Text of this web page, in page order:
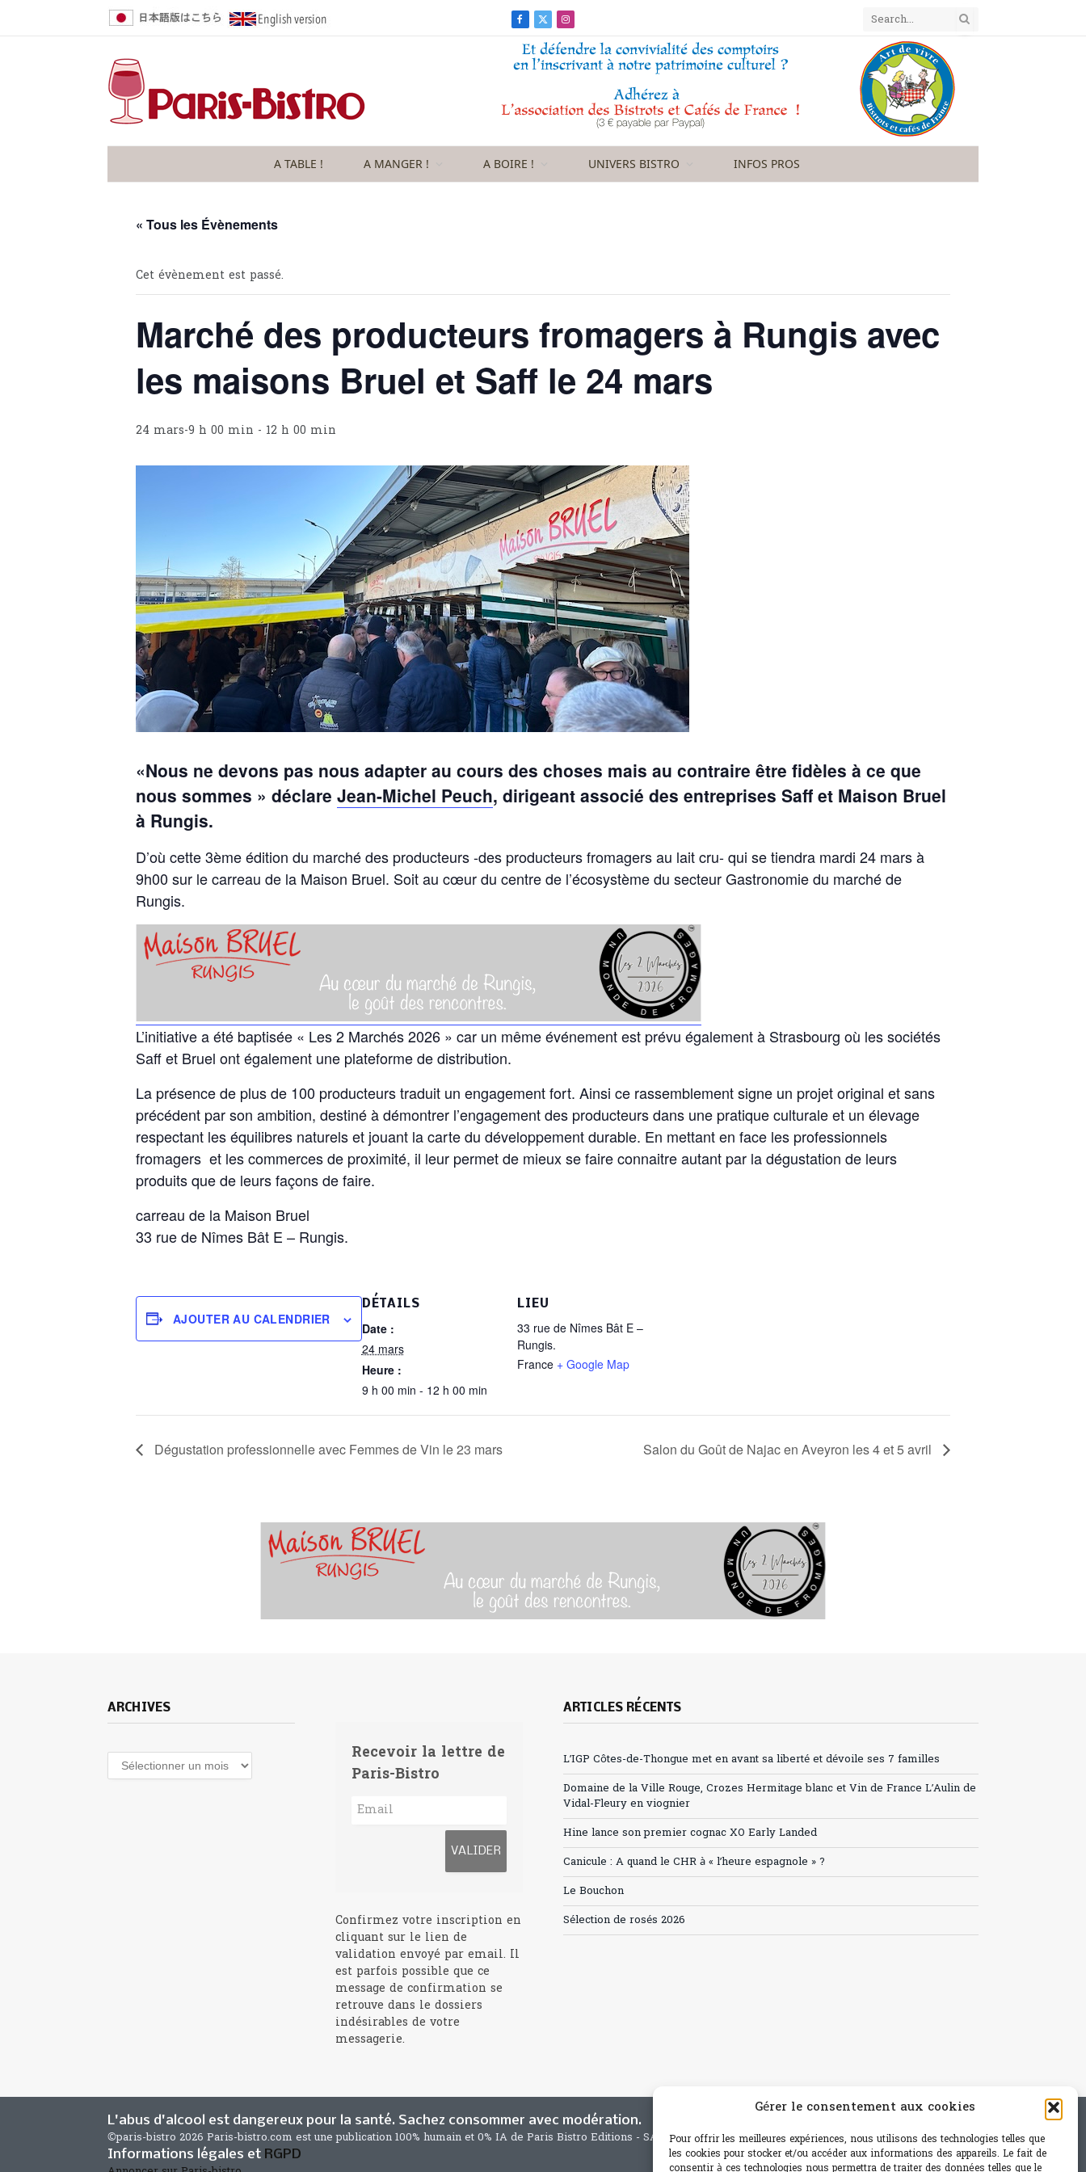
Gérer le consentement aux cookies
Pour offrir les meilleures expériences, nous utilisons des technologies telles que
les cookies pour stocker et/ou accéder aux informations des appareils. Le fait de
consentir à ces technologies nous permettra de traiter des données telles que le
Facebook
X
(Twitter)
Instagram
A TABLE ! A MANGER ! A BOIRE ! UNIVERS BISTRO INFOS PROS
« Tous les Évènements
Cet évènement est passé.
Marché des producteurs fromagers à Rungis avec
les maisons Bruel et Saff le 24 mars
24 mars-9 h 00 min - 12 h 00 min
«Nous ne devons pas nous adapter au cours des choses mais au contraire être fidèles à ce que
nous sommes » déclare Jean-Michel Peuch, dirigeant associé des entreprises Saff et Maison Bruel
à Rungis.
D’où cette 3ème édition du marché des producteurs -des producteurs fromagers au lait cru- qui se tiendra mardi 24 mars à
9h00 sur le carreau de la Maison Bruel. Soit au cœur du centre de l’écosystème du secteur Gastronomie du marché de
Rungis.
L’initiative a été baptisée « Les 2 Marchés 2026 » car un même événement est prévu également à Strasbourg où les sociétés
Saff et Bruel ont également une plateforme de distribution.
La présence de plus de 100 producteurs traduit un engagement fort. Ainsi ce rassemblement signe un projet original et sans
précédent par son ambition, destiné à démontrer l’engagement des producteurs dans une pratique culturale et un élevage
respectant les équilibres naturels et jouant la carte du développement durable. En mettant en face les professionnels
fromagers et les commerces de proximité, il leur permet de mieux se faire connaitre autant par la dégustation de leurs
produits que de leurs façons de faire.
carreau de la Maison Bruel
33 rue de Nîmes Bât E – Rungis.
AJOUTER AU CALENDRIER
DÉTAILS
Date :
24 mars
Heure :
9 h 00 min - 12 h 00 min
LIEU
33 rue de Nîmes Bât E –
Rungis.
France + Google Map
Dégustation professionnelle avec Femmes de Vin le 23 mars Salon du Goût de Najac en Aveyron les 4 et 5 avril
ARCHIVES
Archives
Recevoir la lettre de
Paris-Bistro
Confirmez votre inscription en
cliquant sur le lien de
validation envoyé par email. Il
est parfois possible que ce
message de confirmation se
retrouve dans le dossiers
indésirables de votre
messagerie.
ARTICLES RÉCENTS
L’IGP Côtes-de-Thongue met en avant sa liberté et dévoile ses 7 familles
Domaine de la Ville Rouge, Crozes Hermitage blanc et Vin de France L’Aulin de
Vidal-Fleury en viognier
Hine lance son premier cognac XO Early Landed
Canicule : A quand le CHR à « l’heure espagnole » ?
Le Bouchon
Sélection de rosés 2026
L'abus d'alcool est dangereux pour la santé. Sachez consommer avec modération.
©paris-bistro 2026 Paris-bistro.com est une publication 100% humain et 0% IA de Paris Bistro Editions - SARL de Presse - mail: contact@paris-bistro.com
Informations légales et RGPD